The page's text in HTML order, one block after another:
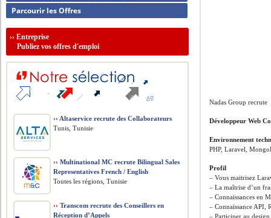
Nadas Group recrute
Développeur Web
Environnement
PHP, Laravel,
Profil
– Vous maitrisez
– La maîtrise d’un
– Connaissances en
– Connaissance API,
– Participer au
Parcourir les Offres
››Entreprise
Publiez vos offres d'emploi
›› Altaservice recrute des Collaborateurs
Tunis, Tunisie
›› Multinational MC recrute Bilingual Sales
Representatives French / English
Toutes les régions, Tunisie
›› Transcom recrute des Conseillers en
Réception d’Appels